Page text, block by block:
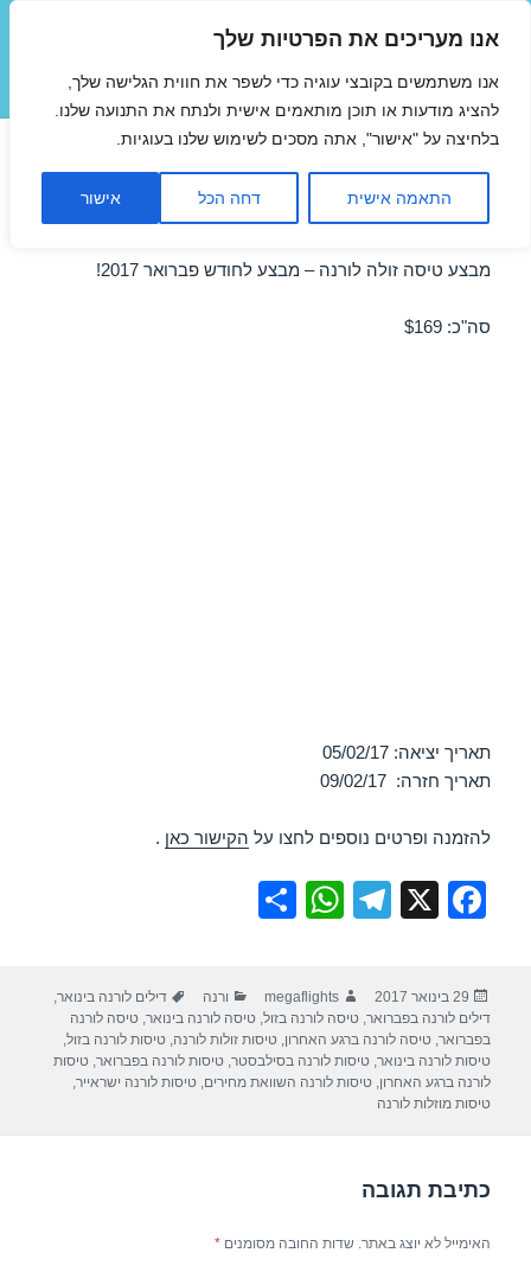
אנו מעריכים את הפרטיות שלך
אנו משתמשים בקובצי עוגיה כדי לשפר את חווית הגלישה שלך,
להציג מודעות או תוכן מותאמים אישית ולנתח את התנועה שלנו.
בלחיצה על "אישור", אתה מסכים לשימוש שלנו בעוגיות.
התאמה אישית דחה הכל אישור
תפריטים
ווידג'טים
טיסות זולות לורנה בפברואר
05/02/2017
מבצע טיסה זולה לורנה – מבצע לחודש פברואר 2017!
סה"כ: $169
תאריך יציאה: 05/02/17
תאריך חזרה: 09/02/17
להזמנה ופרטים נוספים לחצו על הקישור כאן .
F
e
b
o
X
T
gr
a
m
W
s
A
p
e
פורסם
בתאריך
29 בינואר 2017 מחבר
megaflights קטגוריות
ורנה תגיות
דילים לורנה בינואר,
דילים לורנה בפברואר,טיסה לורנה בזול,טיסה לורנה בינואר,טיסה לורנה
בפברואר,טיסה לורנה ברגע האחרון,טיסות זולות לורנה,טיסות לורנה בזול,
טיסות לורנה בינואר,טיסות לורנה בסילבסטר,טיסות לורנה בפברואר,טיסות
לורנה ברגע האחרון,טיסות לורנה השוואת מחירים,טיסות לורנה ישראייר,
טיסות מוזלות לורנה
כתיבת תגובה
האימייל לא יוצג באתר. שדות החובה מסומנים*